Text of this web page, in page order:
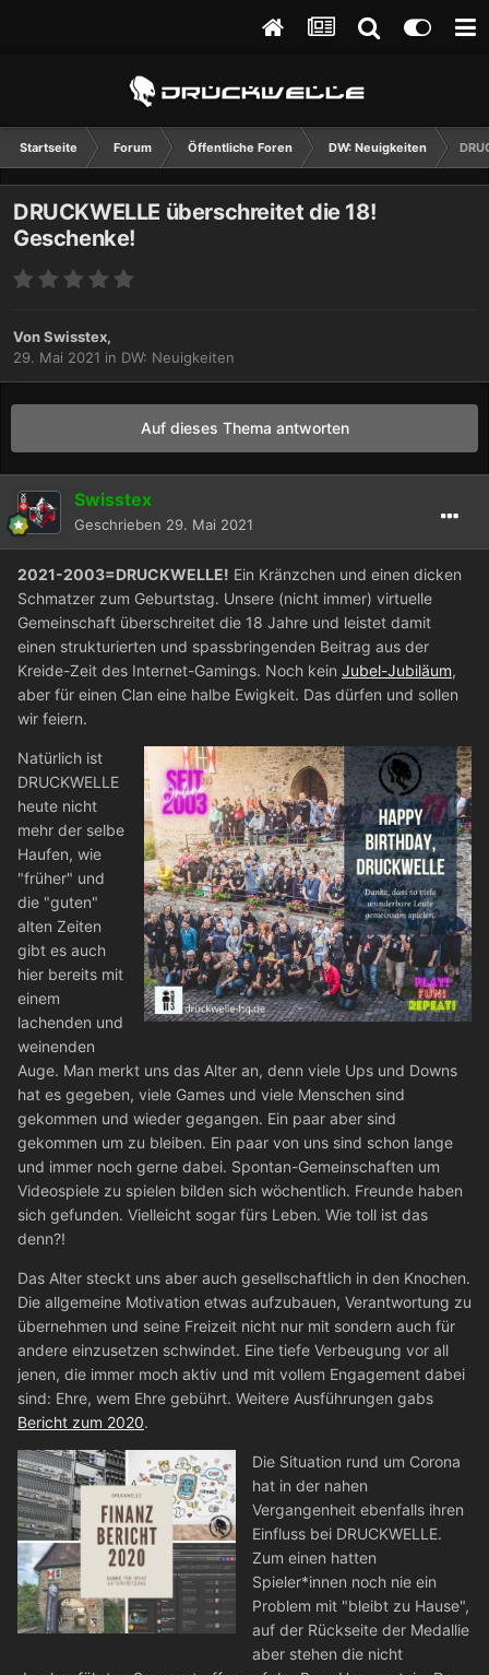
Startseite Forum Öffentliche Foren DW: Neuigkeiten
DRUCKWELLE überschreitet die 18!
Geschenke!
VonSwisstex,
29. Mai 2021 in DW: Neuigkeiten
Auf dieses Thema antworten
Swisstex
Geschrieben 29. Mai 2021
2021-2003=DRUCKWELLE! Ein Kränzchen und einen dicken
Schmatzer zum Geburtstag. Unsere (nicht immer) virtuelle
Gemeinschaft überschreitet die 18 Jahre und leistet damit
einen strukturierten und spassbringenden Beitrag aus der
Kreide-Zeit des Internet-Gamings. Noch kein Jubel-Jubiläum,
aber für einen Clan eine halbe Ewigkeit. Das dürfen und sollen
wir feiern.
Natürlich ist
DRUCKWELLE
heute nicht
mehr der selbe
Haufen, wie
"früher" und
die "guten"
alten Zeiten
gibt es auch
hier bereits mit
einem
lachenden und
weinenden
Auge. Man merkt uns das Alter an, denn viele Ups und Downs
hat es gegeben, viele Games und viele Menschen sind
gekommen und wieder gegangen. Ein paar aber sind
gekommen um zu bleiben. Ein paar von uns sind schon lange
und immer noch gerne dabei. Spontan-Gemeinschaften um
Videospiele zu spielen bilden sich wöchentlich. Freunde haben
sich gefunden. Vielleicht sogar fürs Leben. Wie toll ist das
denn?!
Das Alter steckt uns aber auch gesellschaftlich in den Knochen.
Die allgemeine Motivation etwas aufzubauen, Verantwortung zu
übernehmen und seine Freizeit nicht nur mit sondern auch für
andere einzusetzen schwindet. Eine tiefe Verbeugung vor all
jenen, die immer moch aktiv und mit vollem Engagement dabei
sind: Ehre, wem Ehre gebührt. Weitere Ausführungen gabs
Bericht zum 2020.
Die Situation rund um Corona
hat in der nahen
Vergangenheit ebenfalls ihren
Einfluss bei DRUCKWELLE.
Zum einen hatten
Spieler*innen noch nie ein
Problem mit "bleibt zu Hause",
auf der Rückseite der Medallie
aber stehen die nicht